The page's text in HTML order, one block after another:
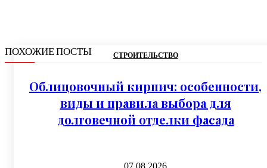
ПОХОЖИЕ ПОСТЫ СТРОИТЕЛЬСТВО
Облицовочный кирпич: особенности,
виды и правила выбора для
долговечной отделки фасада
07.08.2026